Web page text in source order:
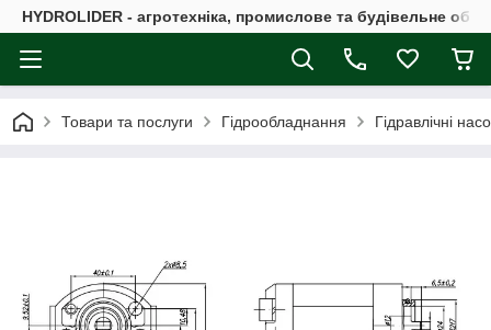
HYDROLIDER - агротехніка, промислове та будівельне
Товари та послуги Гідрообладнання Гідравлічні